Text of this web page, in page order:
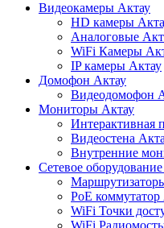
Видеокамеры Актау
HD камеры
Аналоговые
WiFi Камеры
IP камеры Актау
Домофон Актау
Видеодомофон
Мониторы Актау
Интерактивная
Видеостена
Внутренние
Сетевое
PoE коммутатор
WiFi Точки